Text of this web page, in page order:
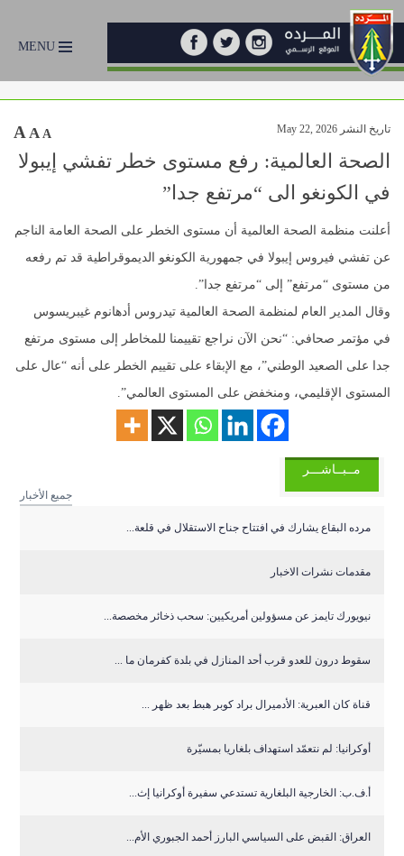
MENU
تاريخ النشر May 22, 2026 A A A
الصحة العالمية: رفع مستوى خطر تفشي إيبولا
في الكونغو الى “مرتفع جدا”
أعلنت منظمة الصحة العالمية أن مستوى الخطر على الصحة العامة الناجم
عن تفشي فيروس إيبولا في جمهورية الكونغو الديموقراطية قد تم رفعه
من مستوى “مرتفع” إلى “مرتفع جدا”.
وقال المدير العام لمنظمة الصحة العالمية تيدروس أدهانوم غيبريسوس
في مؤتمر صحافي: “نحن الآن نراجع تقييمنا للمخاطر إلى مستوى مرتفع
جدا على الصعيد الوطني”، مع الإبقاء على تقييم الخطر على أنه “عال على
المستوى الإقليمي، ومنخفض على المستوى العالمي”.
مــبــاشـــر
جميع الأخبار
مرده البقاع يشارك في افتتاح جناح الاستقلال في قلعة...
مقدمات نشرات الاخبار
نيويورك تايمز عن مسؤولين أمريكيين: سحب ذخائر مخصصة...
سقوط درون للعدو قرب أحد المنازل في بلدة كفرمان ما ...
قناة كان العبرية: الأدميرال براد كوبر هبط بعد ظهر ...
أوكرانيا: لم نتعمّد استهداف بلغاريا بمسيّرة
أ.ف.ب: الخارجية البلغارية تستدعي سفيرة أوكرانيا إث...
العراق: القبض على السياسي البارز أحمد الجبوري الأم...